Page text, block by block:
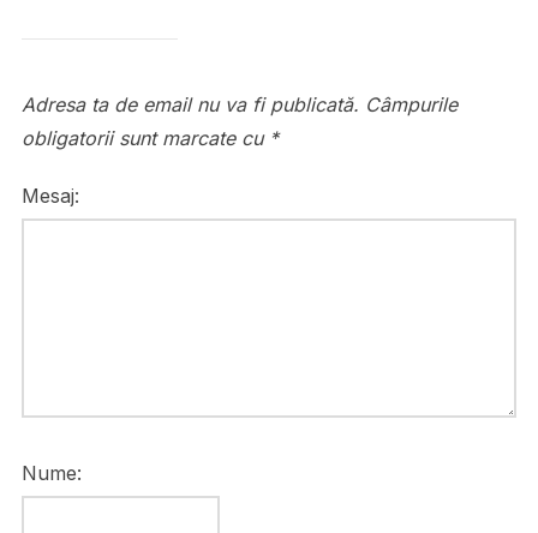
Adresa ta de email nu va fi publicată. Câmpurile
obligatorii sunt marcate cu *
Mesaj:
Nume: